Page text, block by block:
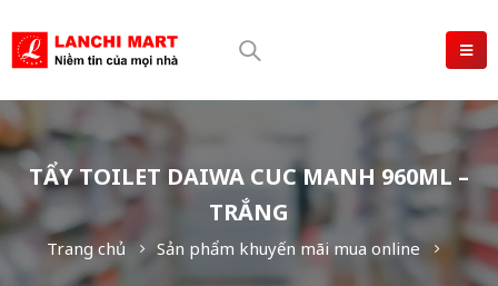
TẨY TOILET DAIWA CUC MANH 960ML –
TRẮNG
Trang chủ Sản phẩm khuyến mãi mua online